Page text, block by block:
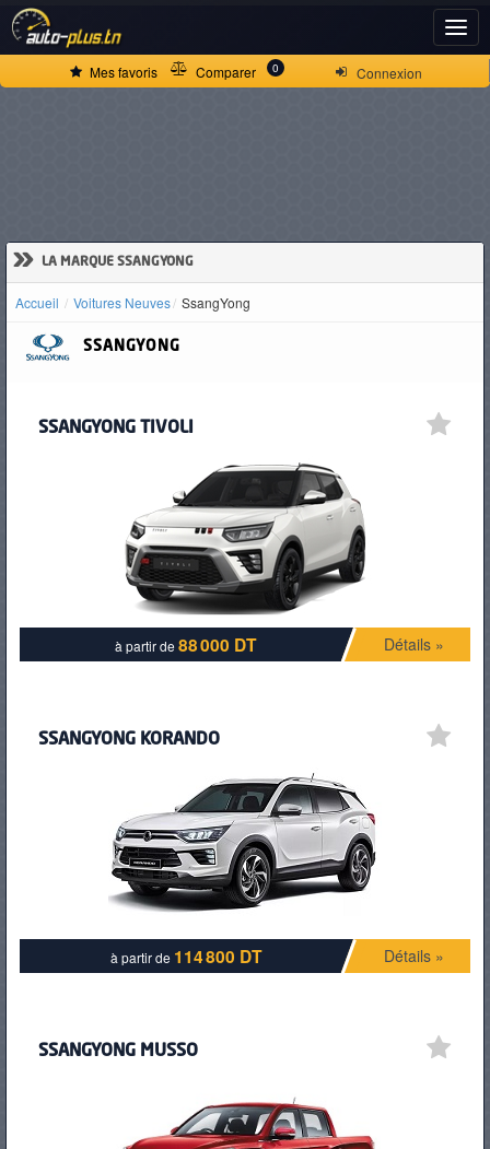
Connexion
Mes favoris Comparer 0
» LA MARQUE SSANGYONG
Accueil Voitures Neuves SsangYong
SSANGYONG
SSANGYONG TIVOLI
à partir de88 000 DT Détails »
SSANGYONG KORANDO
à partir de 114 800 DT Détails »
SSANGYONG MUSSO
ACCUEIL
D'OCCASION